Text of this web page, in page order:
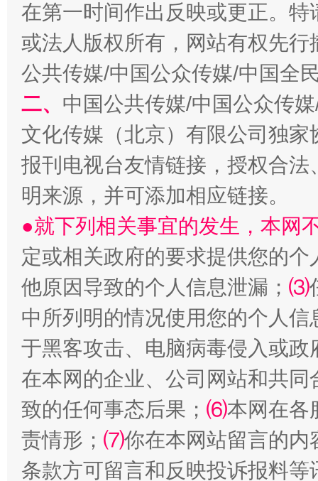
揭开“小金库”的免责幌子
受贿1.44亿！段成刚被判无期
在第一时间作出反映或更正。
或法人版权所有，网站有权先
公共传媒/中国公众传媒/中国全
二、 中国公共传媒/中国公众传
文化传媒（北京）有限公司独
报刊电视台友情链接，授权合
明来源，并可添加相应链接。
●就下列相关事宜的发生，本网
定或相关政府的要求提供您的个
他原因导致的个人信息泄漏； ⑶
中所列明的情况使用您的个人
于黑客攻击、电脑病毒侵入或
在本网的企业、公司网站和共
致的任何事态后果； ⑹本网在各
责情形； ⑺你在本网站留言的内
条款方可留言和反映投诉报料